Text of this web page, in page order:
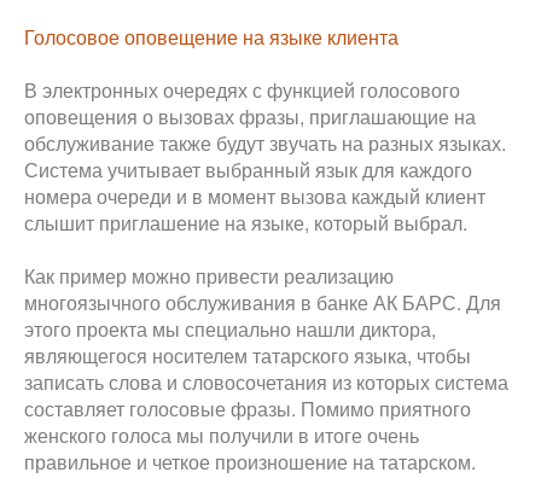
Голосовое оповещение на языке клиента
В электронных очередях с функцией голосового
оповещения о вызовах фразы, приглашающие на
обслуживание также будут звучать на разных языках.
Система учитывает выбранный язык для каждого
номера очереди и в момент вызова каждый клиент
слышит приглашение на языке, который выбрал.
Как пример можно привести реализацию
многоязычного обслуживания в банке АК БАРС. Для
этого проекта мы специально нашли диктора,
являющегося носителем татарского языка, чтобы
записать слова и словосочетания из которых система
составляет голосовые фразы. Помимо приятного
женского голоса мы получили в итоге очень
правильное и четкое произношение на татарском.